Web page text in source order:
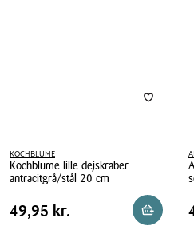
KOCHBLUME
Kochblume lille dejskraber
antracitgrå/stål 20 cm
Kochblume
lille
Pris
tabel
Pris 49,95 kr.
49,95 kr. Reservér